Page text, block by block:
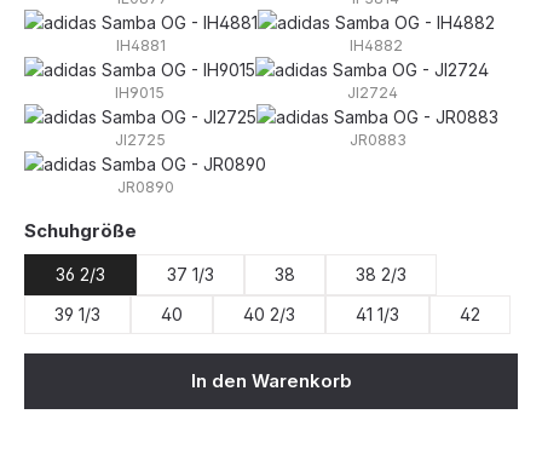
IH4881 IH4882
IH9015 JI2724
JI2725 JR0883
JR0890
Schuhgröße
36 2/3 37 1/3 38
38 2/3
39 1/3
40 40 2/3 41 1/3 42
In den Warenkorb